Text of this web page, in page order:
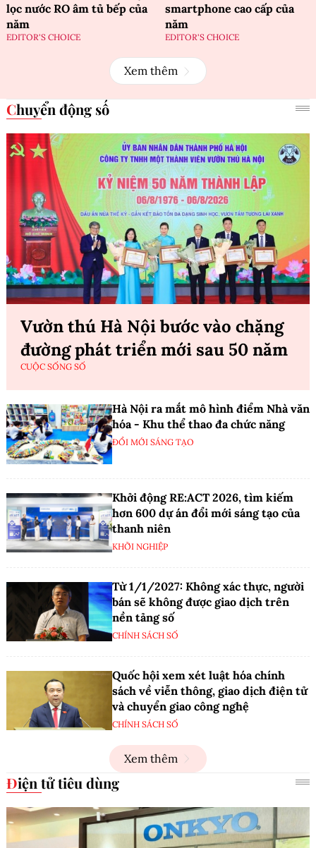
lọc nước RO âm tủ bếp của
năm
EDITOR'S CHOICE
smartphone cao cấp của
năm
EDITOR'S CHOICE
Xem thêm
Chuyển động số
Vườn thú Hà Nội bước vào chặng
đường phát triển mới sau 50 năm
CUỘC SỐNG SỐ
Hà Nội ra mắt mô hình điểm Nhà văn
hóa - Khu thể thao đa chức năng
ĐỔI MỚI SÁNG TẠO
Khởi động RE:ACT 2026, tìm kiếm
hơn 600 dự án đổi mới sáng tạo của
thanh niên
KHỞI NGHIỆP
Từ 1/1/2027: Không xác thực, người
bán sẽ không được giao dịch trên
nền tảng số
CHÍNH SÁCH SỐ
Quốc hội xem xét luật hóa chính
sách về viễn thông, giao dịch điện tử
và chuyển giao công nghệ
CHÍNH SÁCH SỐ
Xem thêm
Điện tử tiêu dùng